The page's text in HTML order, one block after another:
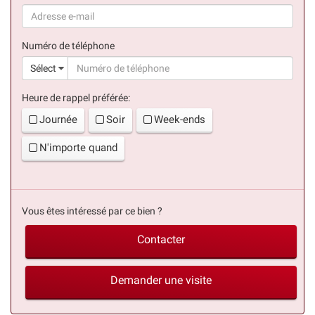
Numéro de téléphone
Sélect
Heure de rappel préférée:
Journée Soir Week-ends
N'importe quand
Vous êtes intéressé par ce bien ?
Contacter
Demander une visite